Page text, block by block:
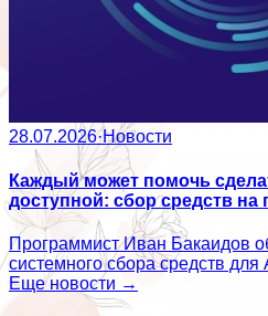
28.07.2026·Новости
Каждый может помочь
доступной: сбор средств на
Программист Иван Бакаидов
системного сбора средств
Еще новости →